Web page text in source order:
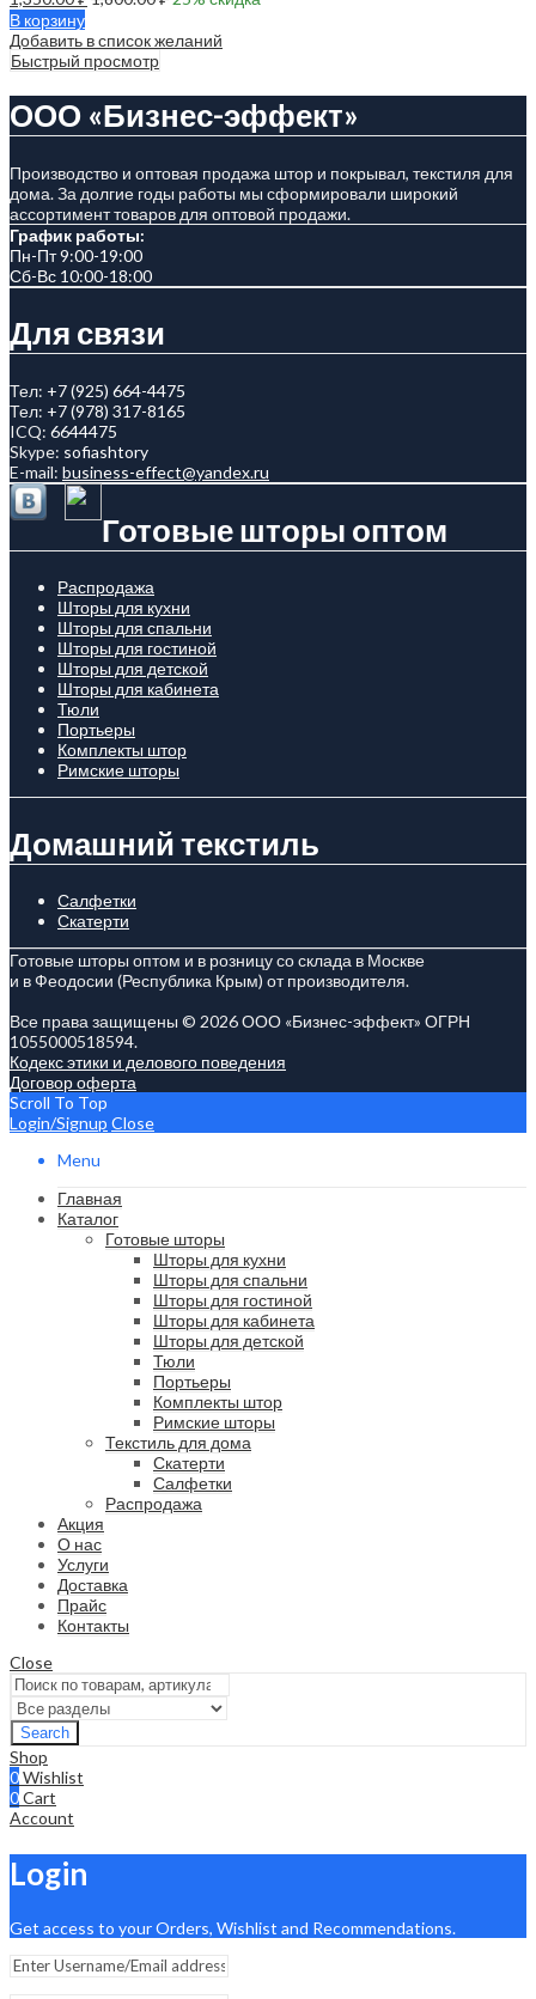
В корзину
Добавить в список желаний
Быстрый просмотр
ООО «Бизнес-эффект»
Производство и оптовая продажа штор и покрывал, текстиля для
дома. За долгие годы работы мы сформировали широкий
ассортимент товаров для оптовой продажи.
График работы:
Пн-Пт 9:00-19:00
Сб-Вс 10:00-18:00
Для связи
Тел: +7 (925) 664-4475
Тел: +7 (978) 317-8165
ICQ: 6644475
Skype: sofiashtory
E-mail: business-effect@yandex.ru
Готовые шторы оптом
Распродажа
Шторы для кухни
Шторы для спальни
Шторы для гостиной
Шторы для детской
Шторы для кабинета
Тюли
Портьеры
Комплекты штор
Римские шторы
Домашний текстиль
Салфетки
Скатерти
Готовые шторы оптом и в розницу со склада в Москве
и в Феодосии (Республика Крым) от производителя.
Все права защищены © 2026 ООО «Бизнес-эффект» ОГРН
1055000518594.
Кодекс этики и делового поведения
Договор оферта
Scroll To Top
Login/Signup Close
Menu
Главная
Каталог
Готовые шторы
Шторы для кухни
Шторы для спальни
Шторы для гостиной
Шторы для кабинета
Шторы для детской
Тюли
Портьеры
Комплекты штор
Римские шторы
Текстиль для дома
Скатерти
Салфетки
Распродажа
Акция
О нас
Услуги
Доставка
Прайс
Контакты
Close
Search
Shop
0Wishlist
0Cart
Account
Login
Get access to your Orders, Wishlist and Recommendations.